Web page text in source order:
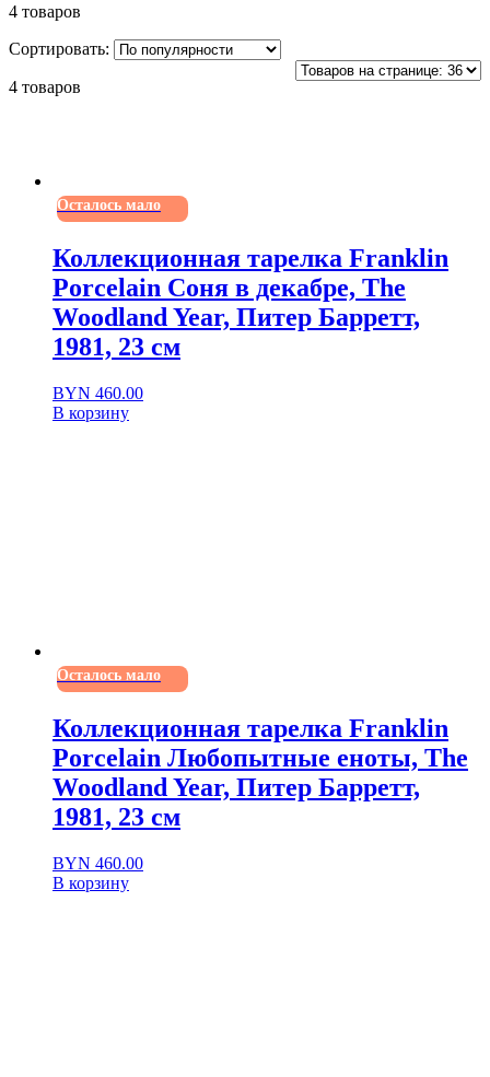
4 товаров
Сортировать:
4 товаров
Осталось мало
Коллекционная тарелка Franklin
Porcelain Соня в декабре, The
Woodland Year, Питер Барретт,
1981, 23 см
BYN 460.00
В корзину
Осталось мало
Коллекционная тарелка Franklin
Porcelain Любопытные еноты, The
Woodland Year, Питер Барретт,
1981, 23 см
BYN 460.00
В корзину